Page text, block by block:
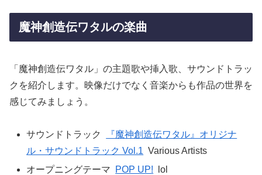
魔神創造伝ワタルの楽曲
「魔神創造伝ワタル」の主題歌や挿入歌、サウンドトラッ
クを紹介します。映像だけでなく音楽からも作品の世界を
感じてみましょう。
サウンドトラック
『魔神創造伝ワタル』オリジナ
ル・サウンドトラック Vol.1 Various Artists
オープニングテーマ
POP UP!
lol